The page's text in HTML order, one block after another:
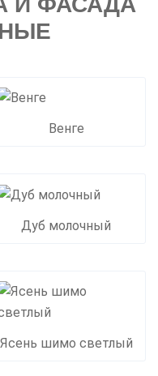
Венге
Дуб молочный
Ясень шимо светлый